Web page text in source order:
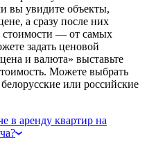
вы увидите объекты,
а сразу после них
стоимости — от самых
задать ценовой
и валюта» выставьте
Можете выбрать
или российские
в аренду квартир на